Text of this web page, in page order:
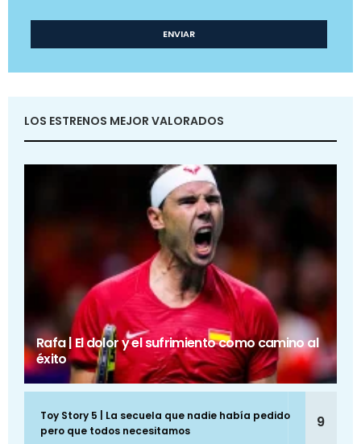
LOS ESTRENOS MEJOR VALORADOS
Rafa | El dolor y el sufrimiento como camino al
éxito
Toy Story 5 | La secuela que nadie había pedido
pero que todos necesitamos
9